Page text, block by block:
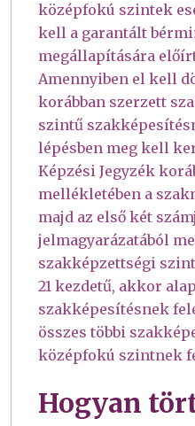
középfokú szintek
kell a garantált
megállapítására
Amennyiben el kell
korábban szerzett
szintű
lépésben meg kell
Képzési Jegyzék
mellékletében a
majd az első két
jelmagyarázatából
szakképzettségi
21 kezdetű, akkor
szakképesítésnek
összes többi
középfokú szintnek
Hogyan